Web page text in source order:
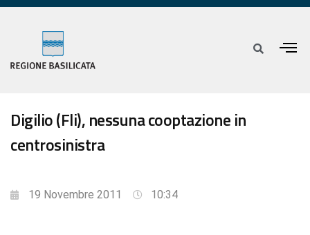
Digilio (Fli), nessuna cooptazione in
centrosinistra
19 Novembre 2011 10:34